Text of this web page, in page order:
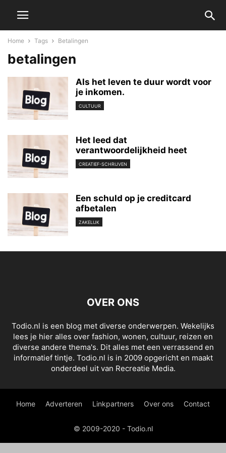
Home Tags Betalingen
betalingen
Als het leven te duur wordt voor
je inkomen.
CULTUUR
Het leed dat
verantwoordelijkheid heet
CREATIEF-SCHRIJVEN
Een schuld op je creditcard
afbetalen
ZAKELIJK
OVER ONS
Todio.nl is een blog met diverse onderwerpen. Wekelijks
lees je hier alles over fashion, wonen, cultuur, reizen en
diverse andere thema's. Dit alles met een verrassend en
informatief tintje. Todio.nl is in 2009 opgericht en maakt
onderdeel uit van Recreatie Media.
Home Adverteren Linkpartners Over ons Contact
© 2009-2020 - Todio.nl